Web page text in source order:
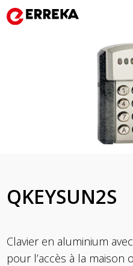
QKEYSUN2S
Clavier en aluminium
pour l’accès à la maison